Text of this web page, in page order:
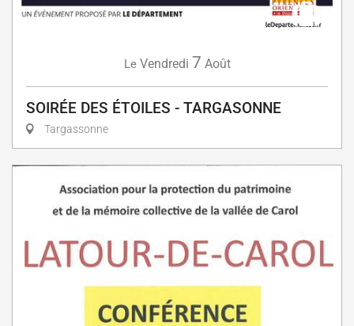
Le Vendredi 7 Août
SOIRÉE DES ÉTOILES - TARGASONNE
Targassonne